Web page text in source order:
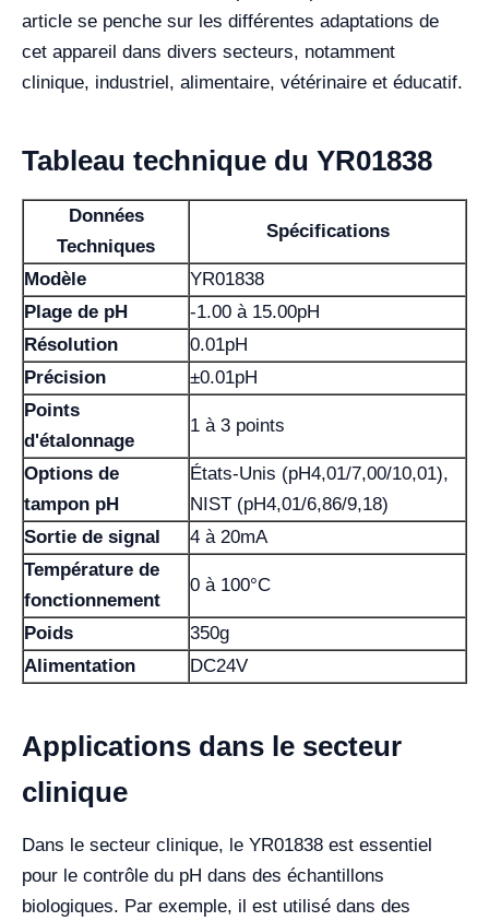
article se penche sur les différentes adaptations de
cet appareil dans divers secteurs, notamment
clinique, industriel, alimentaire, vétérinaire et éducatif.
Tableau technique du YR01838
Données
Techniques
Spécifications
Modèle
YR01838
Plage de pH
-1.00 à 15.00pH
Résolution
0.01pH
Précision
±0.01pH
Points
d'étalonnage
1 à 3 points
Options de
tampon pH
États-Unis (pH4,01/7,00/10,01),
NIST (pH4,01/6,86/9,18)
Sortie de signal
4 à 20mA
Température de
fonctionnement
0 à 100°C
Poids
350g
Alimentation
DC24V
Applications dans le secteur
clinique
Dans le secteur clinique, le YR01838 est essentiel
pour le contrôle du pH dans des échantillons
biologiques. Par exemple, il est utilisé dans des